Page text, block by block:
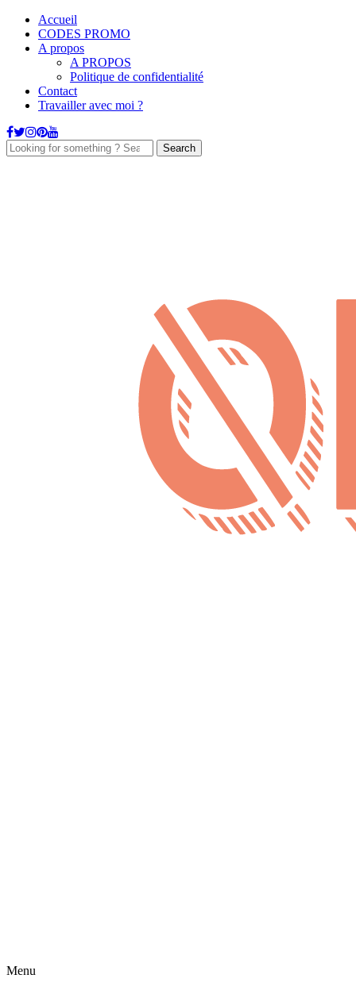
Accueil
CODES PROMO
A propos
A PROPOS
Politique de confidentialité
Contact
Travailler avec moi ?
Menu